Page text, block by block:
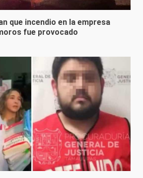
que incendio en la empresa
fue provocado